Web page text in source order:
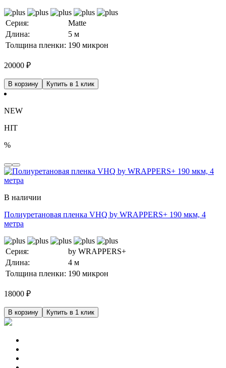
Серия:
Matte
Длина:
5 м
Толщина пленки: 190 микрон
20000 ₽
В корзину Купить в 1 клик
NEW
HIT
%
В наличии
Полиуретановая пленка VHQ by WRAPPERS+ 190 мкм, 4
метра
Серия:
by WRAPPERS+
Длина:
4 м
Толщина пленки: 190 микрон
18000 ₽
В корзину Купить в 1 клик